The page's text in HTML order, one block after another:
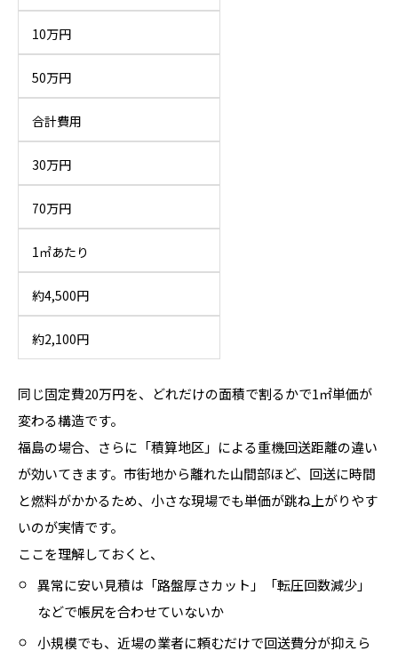
10万円
50万円
合計費用
30万円
70万円
1㎡あたり
約4,500円
約2,100円
同じ固定費20万円を、どれだけの面積で割るかで1㎡単価が
変わる構造です。
福島の場合、さらに「積算地区」による重機回送距離の違い
が効いてきます。市街地から離れた山間部ほど、回送に時間
と燃料がかかるため、小さな現場でも単価が跳ね上がりやす
いのが実情です。
ここを理解しておくと、
異常に安い見積は「路盤厚さカット」「転圧回数減少」
などで帳尻を合わせていないか
小規模でも、近場の業者に頼むだけで回送費分が抑えら